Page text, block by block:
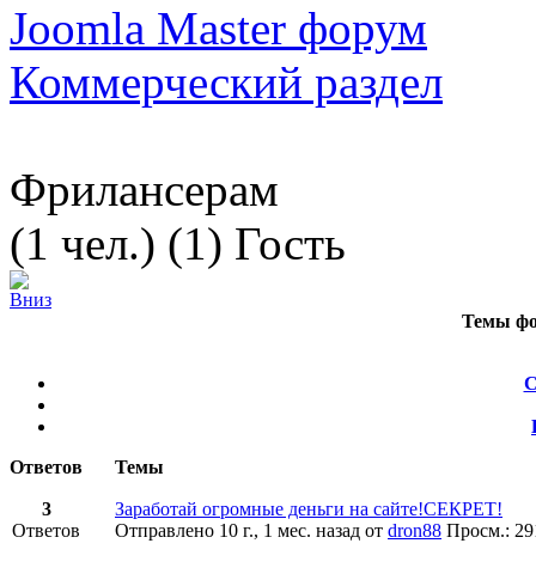
Joomla Master форум
Коммерческий раздел
Фрилансерам
(1 чел.) (1) Гость
Темы
Ответов
Темы
3
Ответов
Заработай огромные деньги на сайте!СЕКРЕТ!
Отправлено 10 г., 1 мес. назад от dron88 Просм.: